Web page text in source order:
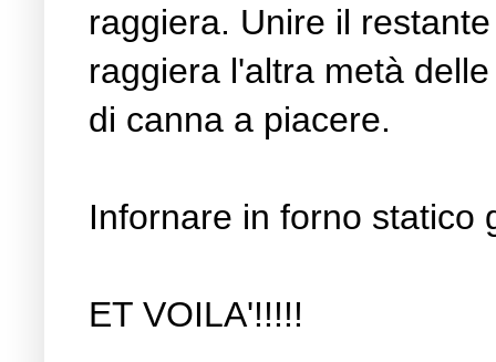
raggiera. Unire il
raggiera l'altra metà
di canna a piacere.
Infornare in forno statico
ET VOILA'!!!!!